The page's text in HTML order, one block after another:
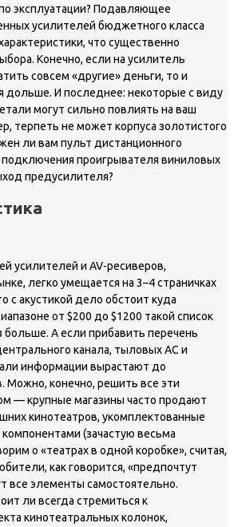
эксплуатации? Подавляющее
усилителей бюджетного класса
что существенно
Конечно, если на усилитель
совсем «другие» деньги, то и
дольше. И последнее: некоторые с виду
могут сильно повлиять на ваш
терпеть не может корпуса золотистого
ли вам пульт дистанционного
проигрывателя виниловых
предусилителя?
усилителей и AV-ресиверов,
легко умещается на 3–4 страничках
с акустикой дело обстоит куда
от $200 до $1200 такой список
больше. А если прибавить перечень
канала, тыловых АС и
информации вырастают до
Можно, конечно, решить все эти
— крупные магазины часто продают
кинотеатров, укомплектованные
(зачастую весьма
о «театрах в одной коробке», считая,
как говорится, «предпочтут
все элементы самостоятельно.
ли всегда стремиться к
кинотеатральных колонок,